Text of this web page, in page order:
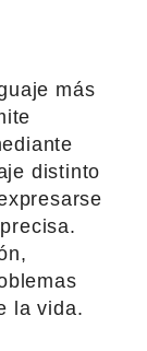
más
distinto
la vida.